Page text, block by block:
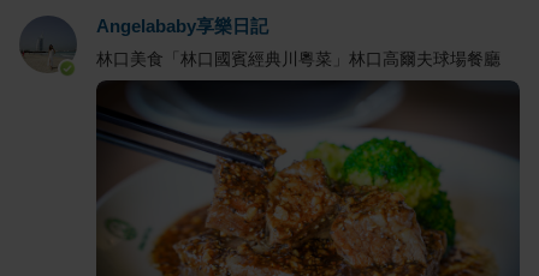
Angelababy享樂日記
林口美食「林口國賓經典川粵菜」林口高爾夫球場餐廳